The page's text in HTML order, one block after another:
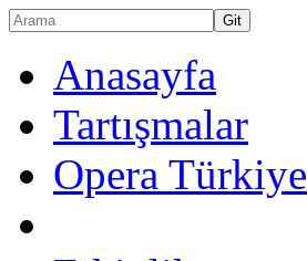
Anasayfa
Tartışmalar
Opera Türkiye